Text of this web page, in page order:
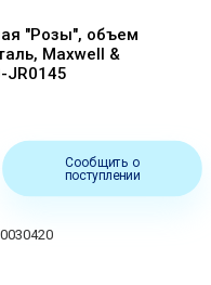
"Розы", объем
Maxwell &
JR0145
Сообщить о
поступлении